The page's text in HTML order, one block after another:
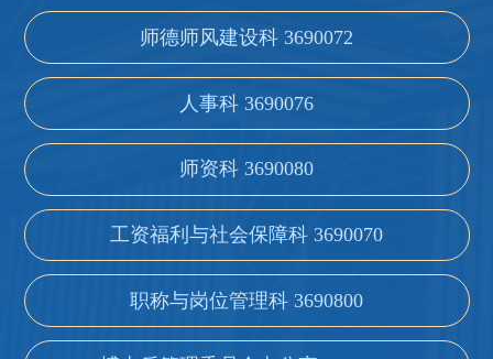
师德师风建设科 3690072
人事科 3690076
师资科 3690080
工资福利与社会保障科 3690070
职称与岗位管理科 3690800